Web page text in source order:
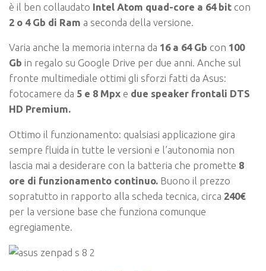
è il ben collaudato Intel Atom quad-core a 64 bit con
2 o 4 Gb di Ram a seconda della versione.
Varia anche la memoria interna da 16 a 64 Gb con 100
Gb in regalo su Google Drive per due anni. Anche sul
fronte multimediale ottimi gli sforzi fatti da Asus:
fotocamere da 5 e 8 Mpx e due speaker frontali DTS
HD Premium.
Ottimo il funzionamento: qualsiasi applicazione gira
sempre fluida in tutte le versioni e l’autonomia non
lascia mai a desiderare con la batteria che promette 8
ore di funzionamento continuo. Buono il prezzo
sopratutto in rapporto alla scheda tecnica, circa 240€
per la versione base che funziona comunque
egregiamente.